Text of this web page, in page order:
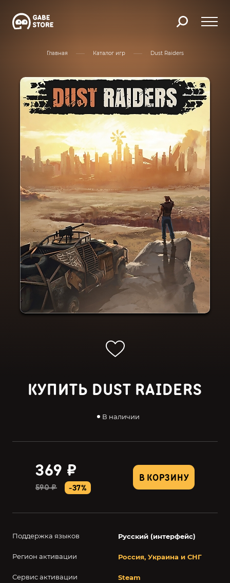
Главная Каталог игр Dust Raiders
КУПИТЬ DUST RAIDERS
В наличии
В КОРЗИНУ
369 ₽
590 ₽ -37%
Поддержка языков Русский (интерфейс)
Регион активации Россия, Украина и СНГ
Сервис активации Steam